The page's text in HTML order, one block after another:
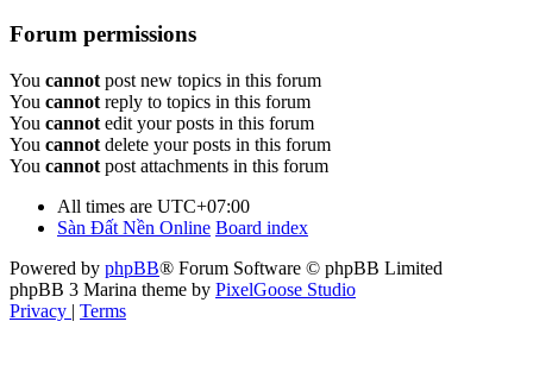
Forum permissions
You cannot post new topics in this forum
You cannot reply to topics in this forum
You cannot edit your posts in this forum
You cannot delete your posts in this forum
You cannot post attachments in this forum
All times are UTC+07:00
Sàn Đất Nền Online Board index
Powered by phpBB® Forum Software © phpBB Limited
phpBB 3 Marina theme by PixelGoose Studio
Privacy | Terms